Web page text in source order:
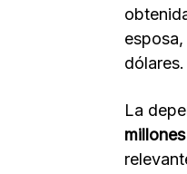
dólares.
La